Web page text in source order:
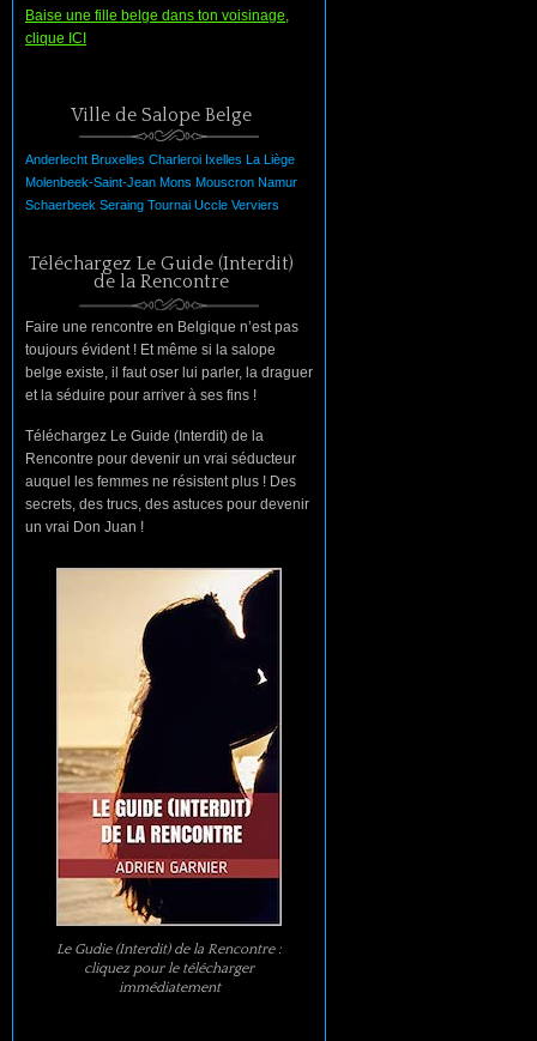
Baise une fille belge dans ton voisinage,
clique ICI
Ville de Salope Belge
Anderlecht Bruxelles Charleroi Ixelles La
Liège
Molenbeek-Saint-Jean Mons Mouscron Namur
Schaerbeek Seraing Tournai Uccle Verviers
Téléchargez Le Guide (Interdit)
de la Rencontre
Faire une rencontre en Belgique n’est pas
toujours évident ! Et même si la salope
belge existe, il faut oser lui parler, la draguer
et la séduire pour arriver à ses fins !
Téléchargez Le Guide (Interdit) de la
Rencontre pour devenir un vrai séducteur
auquel les femmes ne résistent plus ! Des
secrets, des trucs, des astuces pour devenir
un vrai Don Juan !
Le Gudie (Interdit) de la Rencontre :
cliquez pour le télécharger
immédiatement